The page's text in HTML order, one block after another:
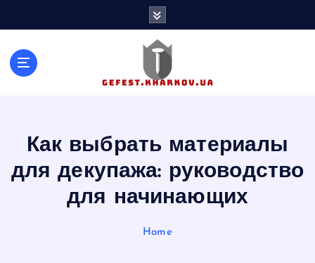
Как выбрать материалы
для декупажа: руководство
для начинающих
Home